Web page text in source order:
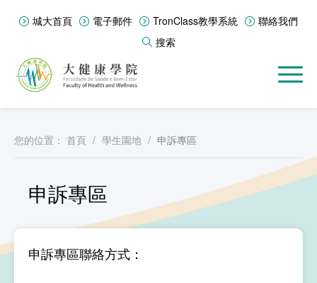
城大首頁 電子郵件 TronClass教學系統
聯絡我們
搜索
您的位置： 首頁 / 學生園地 / 申訴專區
申訴專區
申訴專區聯絡方式：